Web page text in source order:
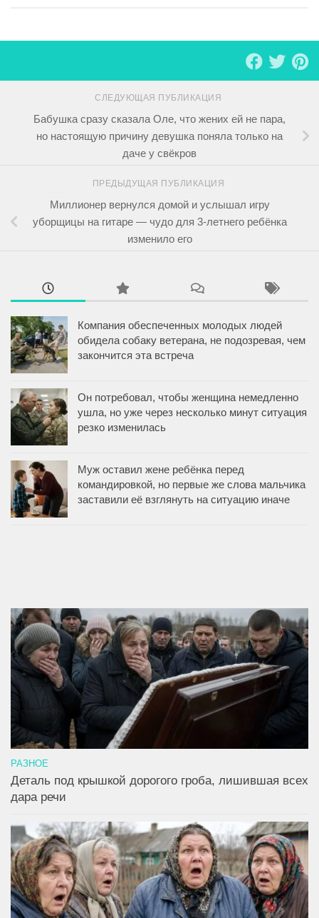
СЛЕДУЮЩАЯ ПУБЛИКАЦИЯ
Бабушка сразу сказала Оле, что жених ей не пара,
но настоящую причину девушка поняла только на
даче у свёкров
ПРЕДЫДУЩАЯ ПУБЛИКАЦИЯ
Миллионер вернулся домой и услышал игру
уборщицы на гитаре — чудо для 3-летнего ребёнка
изменило его
Компания обеспеченных молодых людей
обидела собаку ветерана, не подозревая, чем
закончится эта встреча
Он потребовал, чтобы женщина немедленно
ушла, но уже через несколько минут ситуация
резко изменилась
Муж оставил жене ребёнка перед
командировкой, но первые же слова мальчика
заставили её взглянуть на ситуацию иначе
РАЗНОЕ
Деталь под крышкой дорогого гроба, лишившая всех
дара речи